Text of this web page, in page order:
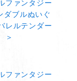
ファンタジー
ブルぬいぐ
レルテンダー
＞
ファンタジー